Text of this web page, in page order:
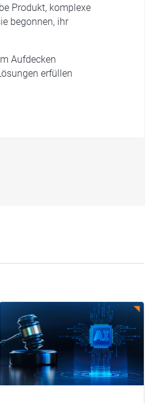
Produkt, komplexe
begonnen, ihr
Aufdecken
erfüllen